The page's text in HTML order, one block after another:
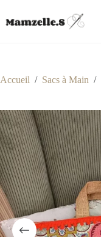
contenu
Accueil / Sacs à Main /